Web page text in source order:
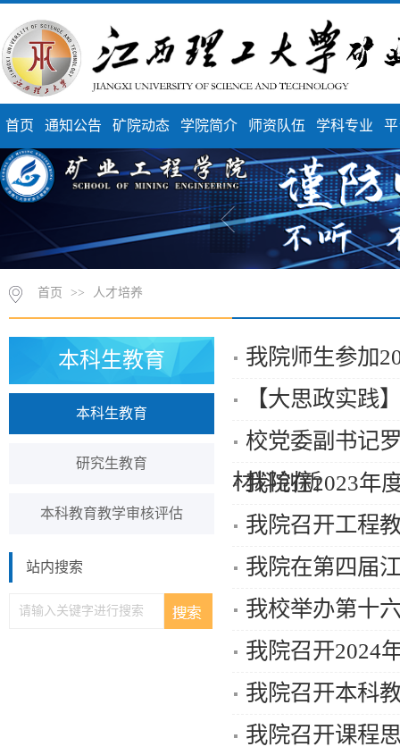
首页 通知公告 矿院动态 学院简介 师资队伍 学科专业
首页 >> 人才培养
本科生教育
本科生教育
研究生教育
本科教育教学审核评估
站内搜索
我院师生参加
【大思政实践
校党委副书记
材料创新
我院在2023年
我院召开工程
我院在第四届
我校举办第十
我院召开2024
我院召开本科
我院召开课程